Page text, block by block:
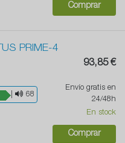
Comprar
PRIME-4
68
93,85 €
Envío gratis en
24/48h
En stock
Comprar